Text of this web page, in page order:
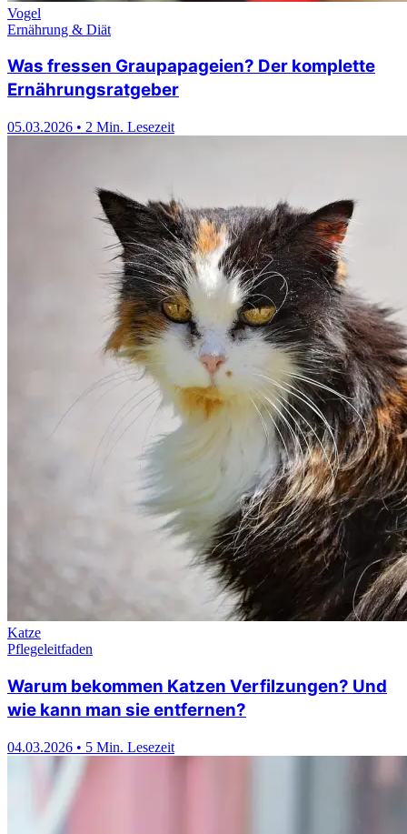
Ernährung & Diät
Was fressen Graupapageien? Der komplette
Ernährungsratgeber
05.03.2026• 2 Min. Lesezeit